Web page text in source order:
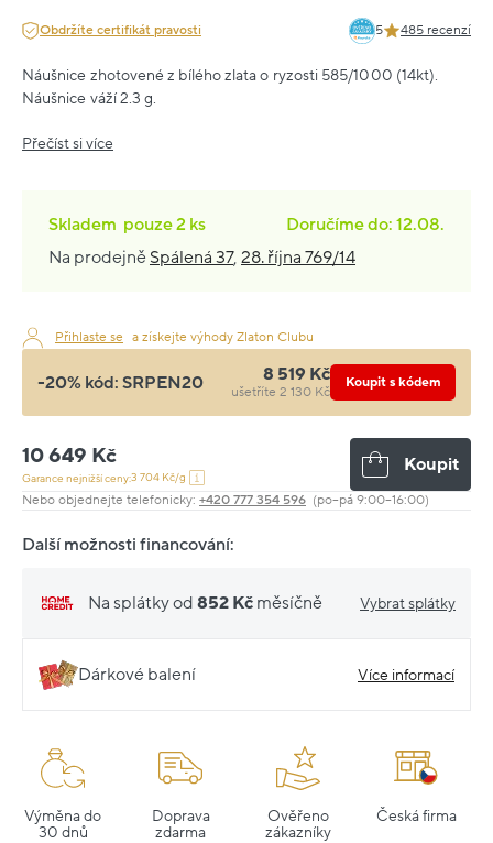
Obdržíte certifikát pravosti 5 485 recenzí
Náušnice zhotovené z bílého zlata o ryzosti 585/1000 (14kt).
Náušnice váží 2.3 g.
Přečíst si více
Skladem pouze2 ks
Doručíme do: 12.08.
Na prodejně Spálená 37, 28. října 769/14
Přihlaste se a získejte výhody Zlaton Clubu
-20% kód: SRPEN20 8 519 Kč
ušetříte 2 130 Kč
Koupit s kódem
10 649 Kč
Garance nejnižší ceny:3 704 Kč/g
Koupit
Nebo objednejte telefonicky: +420 777 354 596 (po–pá 9:00–16:00)
Další možnosti financování:
Na splátky od 852 Kč měsíčně Vybrat splátky
Dárkové balení Více informací
Výměna do
30 dnů
Doprava
zdarma
Ověřeno
zákazníky
Česká firma